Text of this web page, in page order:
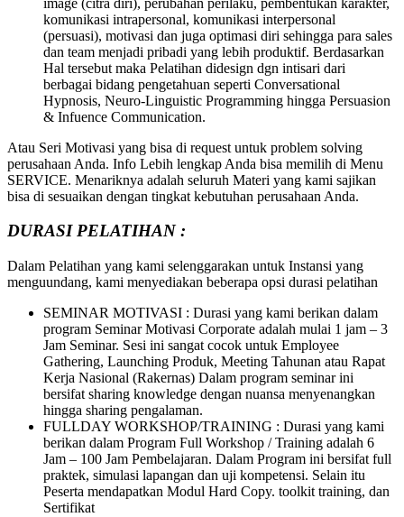
komunikasi intrapersonal, komunikasi interpersonal
(persuasi), motivasi dan juga optimasi diri sehingga para sales
dan team menjadi pribadi yang lebih produktif. Berdasarkan
Hal tersebut maka Pelatihan didesign dgn intisari dari
berbagai bidang pengetahuan seperti Conversational
Hypnosis, Neuro-Linguistic Programming hingga Persuasion
& Infuence Communication.
Atau Seri Motivasi yang bisa di request untuk problem solving
perusahaan Anda. Info Lebih lengkap Anda bisa memilih di Menu
SERVICE. Menariknya adalah seluruh Materi yang kami sajikan
bisa di sesuaikan dengan tingkat kebutuhan perusahaan Anda.
DURASI PELATIHAN :
Dalam Pelatihan yang kami selenggarakan untuk Instansi yang
menguundang, kami menyediakan beberapa opsi durasi pelatihan
SEMINAR MOTIVASI : Durasi yang kami berikan dalam
program Seminar Motivasi Corporate adalah mulai 1 jam – 3
Jam Seminar. Sesi ini sangat cocok untuk Employee
Gathering, Launching Produk, Meeting Tahunan atau Rapat
Kerja Nasional (Rakernas) Dalam program seminar ini
bersifat sharing knowledge dengan nuansa menyenangkan
hingga sharing pengalaman.
FULLDAY WORKSHOP/TRAINING : Durasi yang kami
berikan dalam Program Full Workshop / Training adalah 6
Jam – 100 Jam Pembelajaran. Dalam Program ini bersifat full
praktek, simulasi lapangan dan uji kompetensi. Selain itu
Peserta mendapatkan Modul Hard Copy. toolkit training, dan
Sertifikat